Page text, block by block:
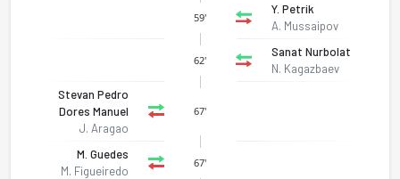
59'
Y. Petrik
A. Mussaipov
62'
Sanat Nurbolat
N. Kagazbaev
Stevan Pedro
Dores Manuel
J. Aragao
67'
M. Guedes
M. Figueiredo
67'